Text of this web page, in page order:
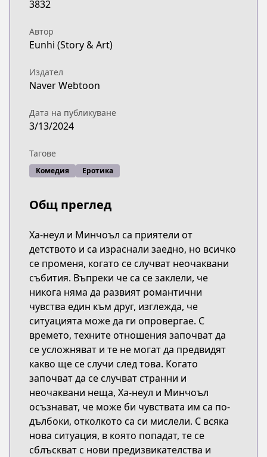
3832
Автор
Eunhi (Story & Art)
Издател
Naver Webtoon
Дата на публикуване
3/13/2024
Тагове
Комедия Еротика
Общ преглед
Ха-неул и Минчоъл са приятели от
детството и са израснали заедно, но всичко
се променя, когато се случват неочаквани
събития. Въпреки че са се заклели, че
никога няма да развият романтични
чувства един към друг, изглежда, че
ситуацията може да ги опровергае. С
времето, техните отношения започват да
се усложняват и те не могат да предвидят
какво ще се случи след това. Когато
започват да се случват странни и
неочаквани неща, Ха-неул и Минчоъл
осъзнават, че може би чувствата им са по-
дълбоки, отколкото са си мислели. С всяка
нова ситуация, в която попадат, те се
сблъскват с нови предизвикателства и